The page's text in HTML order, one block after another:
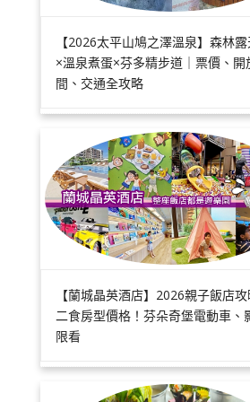
【2026太平山鳩之澤溫泉】森林
×溫泉煮蛋×芬多精步道｜票價、開
間、交通全攻略
【蘭城晶英酒店】2026親子飯店
二食房型價格！芬朵奇堡電動車、
限看